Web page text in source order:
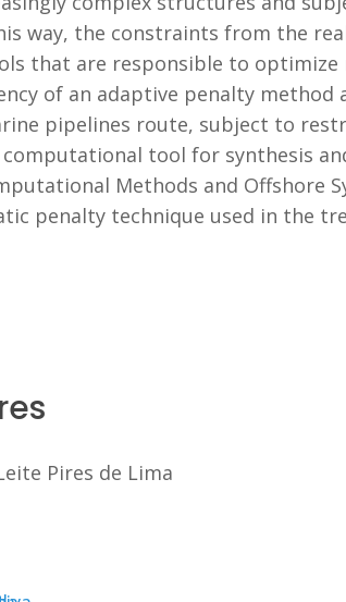
way, the constraints from the
that are responsible to
of an adaptive penalty
pipelines route, subject to
tool for synthesis
Methods and Offshore
penalty technique used in the
Pires de Lima